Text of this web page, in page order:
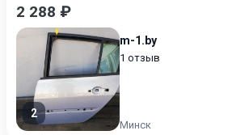
2 288 ₽
2
m-1.by
1 отзыв
Минск